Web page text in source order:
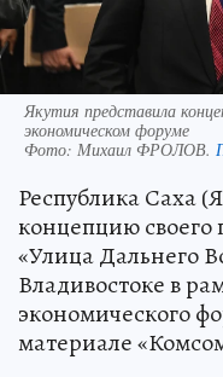
Якутия представила
экономическом форуме
Фото: Михаил ФРОЛОВ.
Республика Саха
концепцию своего
«Улица Дальнего
Владивостоке в
экономического
материале